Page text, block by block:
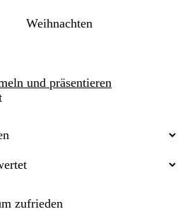
Weihnachten
und präsentieren
zufrieden